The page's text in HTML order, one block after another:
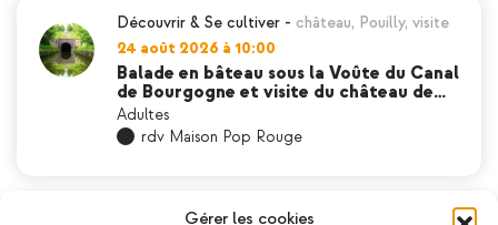
Gérer les cookies
Découvrir & Se cultiver - château, Pouilly, visite
24 août 2026 à 10:00
Balade en bâteau sous la Voûte du Canal
de Bourgogne et visite du château de…
Adultes
rdv Maison Pop Rouge